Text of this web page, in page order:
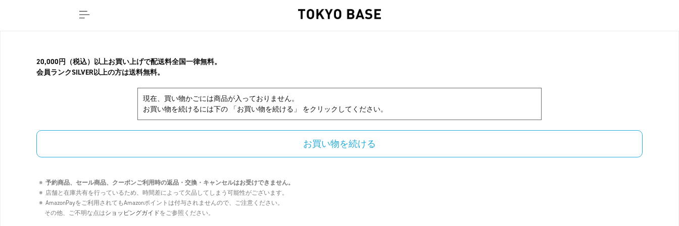
20,000円（税込）以上お買い上げで配送料全国一律無料。
会員ランクSILVER以上の方は送料無料。
現在、買い物かごには商品が入っておりません。
お買い物を続けるには下の 「お買い物を続ける」 をクリックしてください。
予約商品、セール商品、クーポンご利用時の返品・交換・キャンセルはお受けできません。
店舗と在庫共有を行っているため、時間差によって欠品してしまう可能性がございます。
AmazonPayをご利用されてもAmazonポイントは付与されませんので、ご注意ください。
その他、ご不明な点はショッピングガイドをご参照ください。